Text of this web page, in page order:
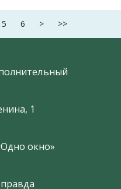
5 6 > >>
1
окно»